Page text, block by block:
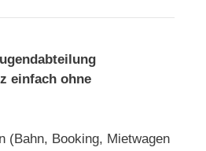
einfach ohne
(Bahn, Booking, Mietwagen